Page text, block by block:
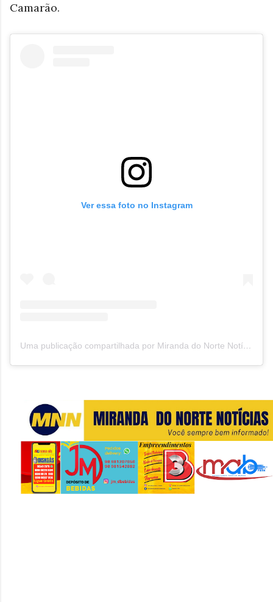
Camarão.
Ver essa foto no Instagram
Uma publicação compartilhada por Miranda do Norte Notícias MNN (@mirandadonorte_noticias)